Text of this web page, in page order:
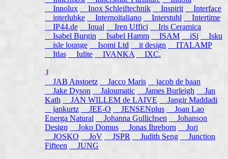
Innolux
Inox Schleiftechnik Inspirit
Interface
interlubke
Internoitaliano Interstuhl
Intertime
IP44.de
Iqual Iren Uffici
Iris Ceramica
Isabel Burgin
Isabel Hamm ISAM iSi Isku
isle lounge
Isomi Ltd it design
ITALAMP
Itlas
Iulite IVANKA IXC.
J
JAB Anstoetz
Jacco Maris
jacob de baan
Jake Dyson
Jaloumatic James Burleigh
Jan
Kath
JAN WILLEM de LAIVE
Jangir Maddadi
jankurtz JEE-O JENSENplus
Joan Lao
Energa Natural
Johanna Gullichsen
Johanson
Design
Joko Domus Jonas Ihreborn
Jori
JOSKO
JoV JSPR Judith Seng
Junction
Fifteen
JUNG